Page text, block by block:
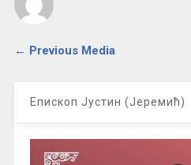
← Previous Media
Епископ Јустин (Јеремић)